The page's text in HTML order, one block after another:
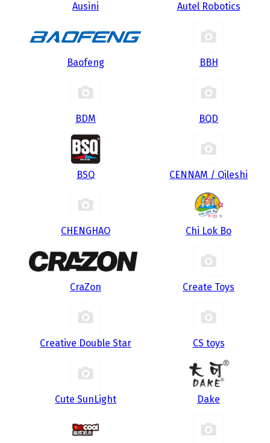
Ausini Autel Robotics
Baofeng BBH
BDM BQD
BSQ CENNAM / Qileshi
CHENGHAO Chi Lok Bo
CraZon Create Toys
Creative Double Star CS toys
Cute SunLight Dake